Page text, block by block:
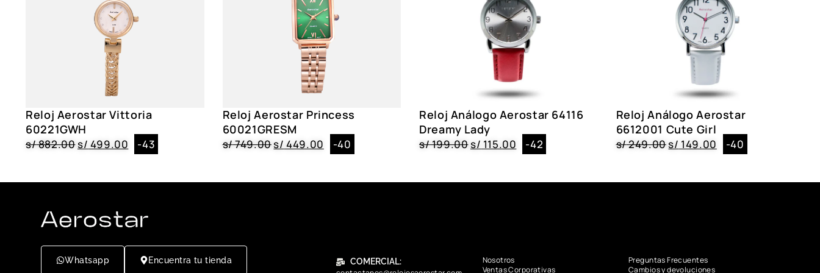
Reloj Aerostar Vittoria
60221GWH
s/882.00s/ 499.00 -43
Reloj Aerostar Princess
60021GRESM
s/749.00s/ 449.00 -40
Reloj Análogo Aerostar 64116
Dreamy Lady
s/199.00s/ 115.00 -42
Reloj Análogo Aerostar
6612001 Cute Girl
s/249.00s/ 149.00 -40
Whatsapp Encuentra tu tienda COMERCIAL:
Nosotros
Ventas Corporativas
Preguntas Frecuentes
Cambios y devoluciones